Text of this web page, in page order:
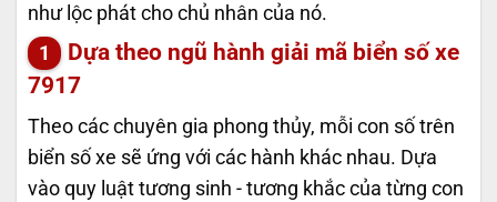
như lộc phát cho chủ nhân của nó.
Dựa theo ngũ hành giải mã biển số xe
7917
Theo các chuyên gia phong thủy, mỗi con số trên
biển số xe sẽ ứng với các hành khác nhau. Dựa
vào quy luật tương sinh - tương khắc của từng con